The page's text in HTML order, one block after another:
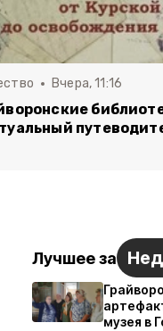
Вчера, 11:16
Лучшее за
музея в